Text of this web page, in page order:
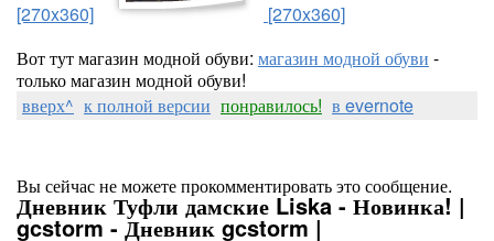
[270x360]
[270x360]
Вот тут магазин модной обуви: магазин модной обуви -
только магазин модной обуви!
вверх^ к полной версии понравилось! в evernote
Вы сейчас не можете прокомментировать это сообщение.
Дневник Туфли дамские Liska - Новинка! |
gcstorm - Дневник gcstorm |